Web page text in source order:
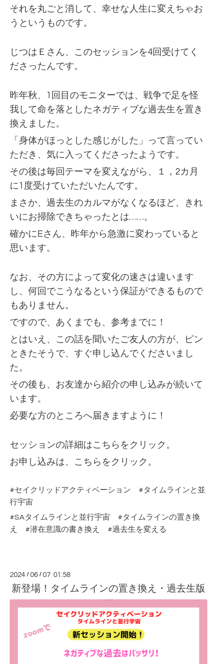
それを丸ごと消して、幸せな人生に変えちゃお
うというものです。
じつはＥさん、このセッションを4回受けてく
ださったんです。
昨年秋、1回目のモニターでは、戦争で足を怪
我して命を落としたネガティブな過去生を置き
換えました。
「身体がほっとした感じがした」って言ってい
ただき、 気に入ってくださったようです。
その後は毎回テーマを変えながら、１，2カ月
に1度受けていただいたんです。
まさか、過去生のカルマがなくなるほど、きれ
いにお掃除できちゃったとは……。
確かにEさん、昨年から急激に変わっていると
思います。
なお、その方によって変化の速さは違います
し、何回でこうなるという保証ができるもので
もありません。
ですので、あくまでも、参考までに！
とはいえ、この話を聞いたご友人の方が、ピン
ときたそうで、すぐ申し込んでくださいまし
た。
その後も、お友達から紹介の申し込みが続いて
います。
必要な方のところへ届きますように！
セッションの詳細はこちらをクリック。
お申し込みは、
こちらをクリック。
#セイクリッドアクティベーション #タイムラインと並
行宇宙
#SAタイムラインと並行宇宙 #タイムラインの置き換
え #潜在意識の書き換え #過去生を変える
2024 /06 /07 01:58
新登場！タイムラインの置き換え・過去生版